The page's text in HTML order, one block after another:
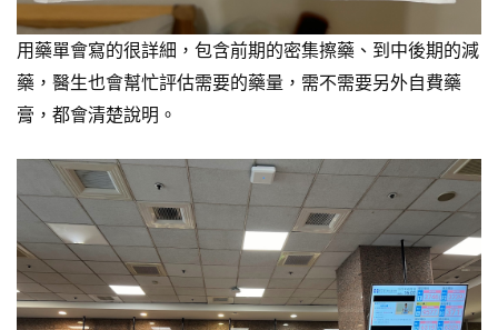
用藥單會寫的很詳細，包含前期的密集擦藥、到中後期的減
藥，醫生也會幫忙評估需要的藥量，需不需要另外自費藥
膏，都會清楚說明。